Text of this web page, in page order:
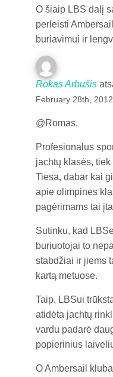
O šiaip LBS dalį
perleisti
buriavimui ir
Rokas Arbušis
February 28th,
@Romas,
Profesionalus
jachtų klasės,
Tiesa, dabar kai
apie olimpines
pagėrimams tai
Sutinku, kad
buriuotojai to
stabdžiai ir jiems
kartą metuose.
Taip, LBSui
atidėta jachtų
vardu padarė
popierinius
O Ambersail